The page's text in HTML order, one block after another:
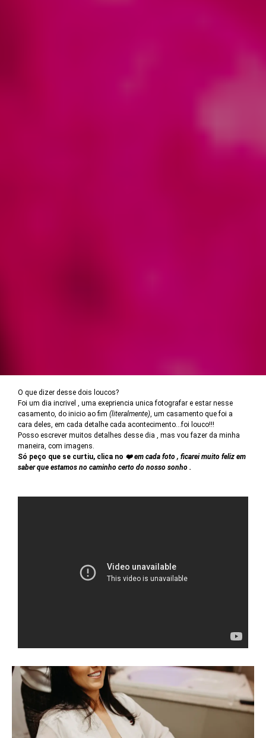
O que dizer desse dois loucos?
Foi um dia incrivel , uma exepriencia unica fotografar e estar nesse
casamento, do inicio ao fim (literalmente), um casamento que foi a
cara deles, em cada detalhe cada acontecimento...foi louco!!!
Posso escrever muitos detalhes desse dia , mas vou fazer da minha
maneira, com imagens.
Só peço que se curtiu, clica no ❤️ em cada foto , ficarei muito feliz em
saber que estamos no caminho certo do nosso sonho .